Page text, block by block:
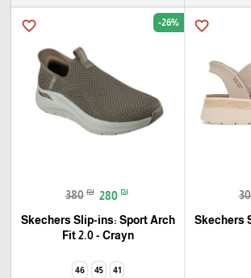
favorite_border
Skechers
favorite_border -26%
380 ₪ 280 ₪
Skechers Slip-ins: Sport Arch
Fit 2.0 - Crayn
41
45
46